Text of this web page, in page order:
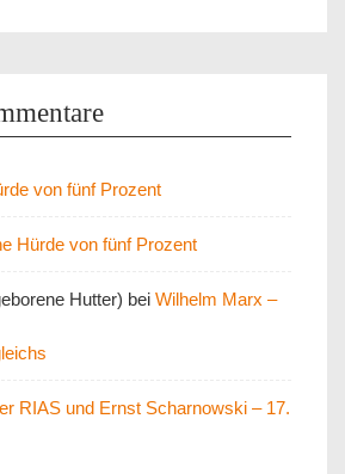
von fünf Prozent
Hürde von fünf Prozent
Hutter) bei Wilhelm Marx –
RIAS und Ernst Scharnowski – 17.